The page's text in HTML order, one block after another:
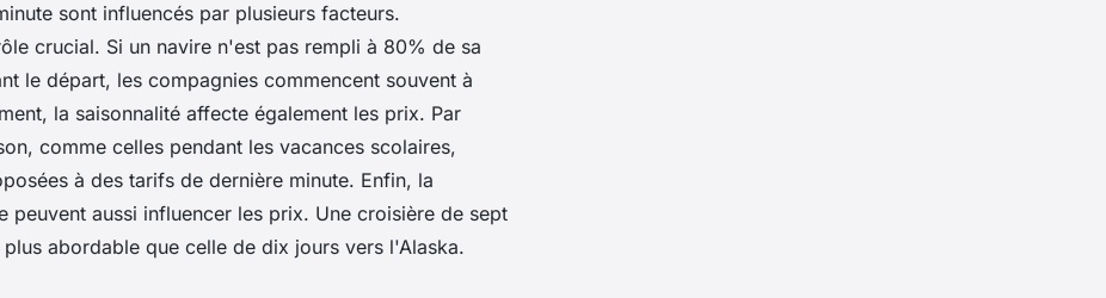
sont influencés par plusieurs facteurs.
crucial. Si un navire n'est pas rempli à 80% de sa
le départ, les compagnies commencent souvent à
la saisonnalité affecte également les prix. Par
comme celles pendant les vacances scolaires,
à des tarifs de dernière minute. Enfin, la
peuvent aussi influencer les prix. Une croisière de sept
abordable que celle de dix jours vers l'Alaska.